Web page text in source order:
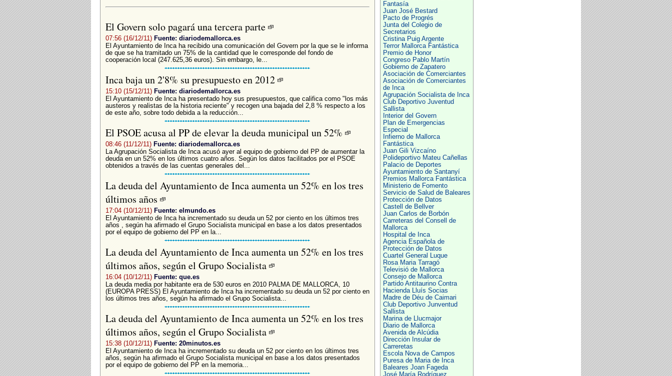
El Govern solo pagará una tercera parte
07:56 (16/12/11) Fuente: diariodemallorca.es
El Ayuntamiento de Inca ha recibido una comunicación del Govern por la que se le informa
de que se ha tramitado un 75% de la cantidad que le corresponde del fondo de
cooperación local (247.625,36 euros). Sin embargo, le...
Inca baja un 2'8% su presupuesto en 2012
15:10 (15/12/11) Fuente: diariodemallorca.es
El Ayuntamiento de Inca ha presentado hoy sus presupuestos, que califica como "los más
austeros y realistas de la historia reciente" y recogen una bajada del 2,8 % respecto a los
de este año, sobre todo debida a la reducción...
El PSOE acusa al PP de elevar la deuda municipal un 52%
08:46 (11/12/11) Fuente: diariodemallorca.es
­La Agrupación Socialista de Inca acusó ayer al equipo de gobierno del PP de aumentar la
deuda en un 52% en los últimos cuatro años. Según los datos facilitados por el PSOE
obtenidos a través de las cuentas generales del...
La deuda del Ayuntamiento de Inca aumenta un 52% en los tres
últimos años
17:04 (10/12/11) Fuente: elmundo.es
El Ayuntamiento de Inca ha incrementado su deuda un 52 por ciento en los últimos tres
años , según ha afirmado el Grupo Socialista municipal en base a los datos presentados
por el equipo de gobierno del PP en la...
La deuda del Ayuntamiento de Inca aumenta un 52% en los tres
últimos años, según el Grupo Socialista
16:04 (10/12/11) Fuente: que.es
La deuda media por habitante era de 530 euros en 2010 PALMA DE MALLORCA, 10
(EUROPA PRESS) El Ayuntamiento de Inca ha incrementado su deuda un 52 por ciento en
los últimos tres años, según ha afirmado el Grupo Socialista...
La deuda del Ayuntamiento de Inca aumenta un 52% en los tres
últimos años, según el Grupo Socialista
15:38 (10/12/11) Fuente: 20minutos.es
El Ayuntamiento de Inca ha incrementado su deuda un 52 por ciento en los últimos tres
años, según ha afirmado el Grupo Socialista municipal en base a los datos presentados
por el equipo de gobierno del PP en la memoria...
Fantasía
Juan José Bestard
Pacto de Progrés
Junta del Colegio de
Secretarios
Cristina Puig Argente
Terror Mallorca Fantástica
Premio de Honor
Congreso Pablo Martín
Gobierno de Zapatero
Asociación de Comerciantes
Asociación de Comerciantes
de Inca
Agrupación Socialista de Inca
Club Deportivo Juventud
Sallista
Interior del Govern
Plan de Emergencias
Especial
Infierno de Mallorca
Fantástica
Juan Gili Vizcaíno
Polideportivo Mateu Cañellas
Palacio de Deportes
Ayuntamiento de Santanyí
Premios Mallorca Fantástica
Ministerio de Fomento
Servicio de Salud de Baleares
Protección de Datos
Castell de Bellver
Juan Carlos de Borbón
Carreteras del Consell de
Mallorca
Hospital de Inca
Agencia Española de
Protección de Datos
Cuartel General Luque
Rosa Maria Tarragó
Televisió de Mallorca
Consejo de Mallorca
Partido Antitaurino Contra
Hacienda Lluís Socias
Madre de Déu de Caimari
Club Deportivo Junventud
Sallista
Marina de Llucmajor
Diario de Mallorca
Avenida de Alcúdia
Dirección Insular de
Carreretas
Escola Nova de Campos
Puresa de Maria de Inca
Baleares Joan Fageda
José María Rodríguez